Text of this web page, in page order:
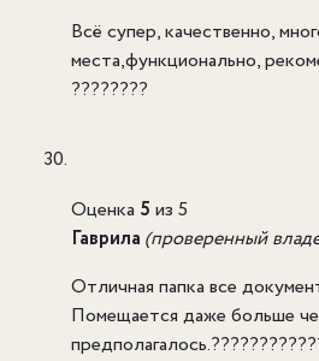
Всё супер, качественно,
места,функционально,
????????
Оценка 5 из 5
Гаврила (проверенный
Отличная папка все
Помещается даже больше